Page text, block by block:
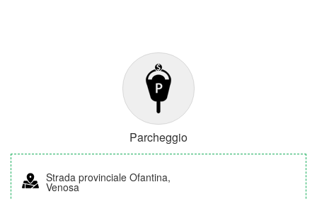
Parcheggio
Strada provinciale Ofantina,
Venosa